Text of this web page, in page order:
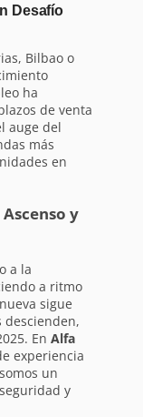
Desafío
Bilbao o
ha
de venta
auge del
más
en
y
a la
a ritmo
sigue
descienden,
En Alfa
experiencia
un
y